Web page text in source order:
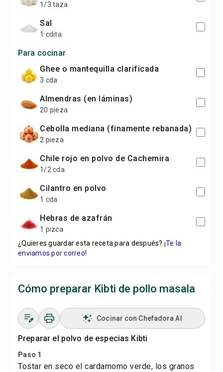
1/3 taza
Sal
1 cdita
Para cocinar
Ghee o mantequilla clarificada
3 cda
Almendras (en láminas)
20 pieza
Cebolla mediana (finamente rebanada)
2 pieza
Chile rojo en polvo de Cachemira
1/2 cda
Cilantro en polvo
1 cda
Hebras de azafrán
1 pizca
¿Quieres guardar esta receta para después? ¡Te la
enviamos por correo!
Cómo preparar Kibti de pollo masala
Cocinar con Chefadora AI
Preparar el polvo de especias Kibti
Paso 1
Tostar en seco el cardamomo verde, los granos